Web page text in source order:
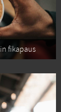
fikapaus